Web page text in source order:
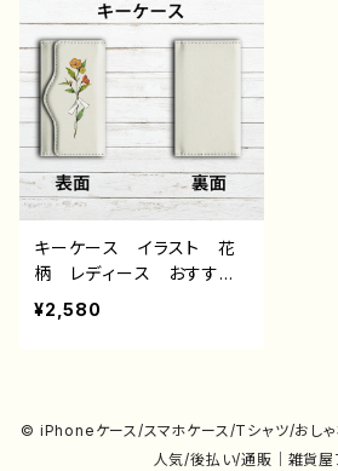
こ日和（黄） 作：嘉村ギミ
キーケース イラスト 花
柄 レディース おすす
め おしゃれ 人気 キー
ケース革 個性的 クリエ
¥2,580
© iPhoneケース/スマホケース/Tシャツ/おしゃ
人気/後払い/通販｜雑貨屋